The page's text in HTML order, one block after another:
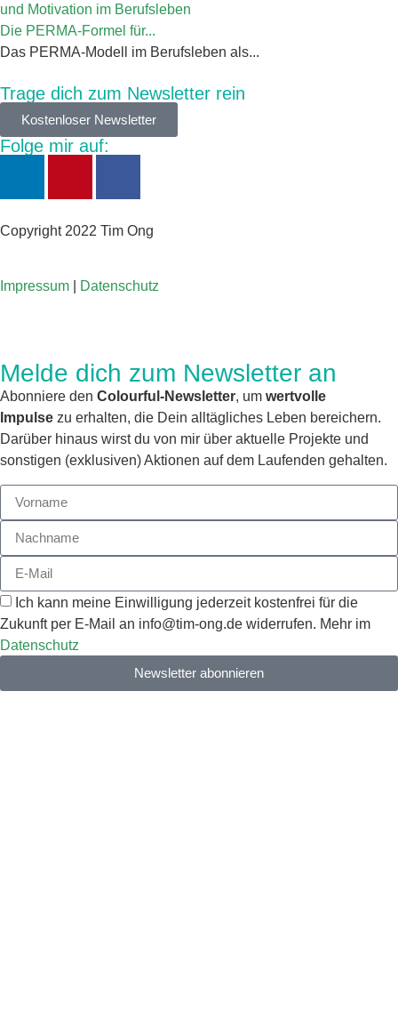
Die PERMA-Formel für...
Das PERMA-Modell im Berufsleben als...
Trage dich zum Newsletter rein
Kostenloser Newsletter
Folge mir auf:
Copyright 2022 Tim Ong
Impressum Datenschutz
Melde dich zum Newsletter an
Abonniere den Colourful-Newsletter, um wertvolle
Impulse zu erhalten, die Dein alltägliches Leben bereichern.
Darüber hinaus wirst du von mir über aktuelle Projekte und
sonstigen (exklusiven) Aktionen auf dem Laufenden gehalten.
Ich kann meine Einwilligung jederzeit kostenfrei für die
Zukunft per E-Mail an info@tim-ong.de widerrufen. Mehr im
Datenschutz
Newsletter abonnieren